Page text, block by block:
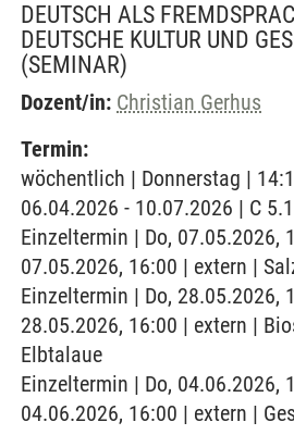
DEUTSCH ALS
DEUTSCHE KULTUR UND
(SEMINAR)
Dozent/in: Christian Gerhus
Termin:
wöchentlich | Donnerstag |
06.04.2026 - 10.07.2026 | C
Einzeltermin | Do, 07.05.2026,
07.05.2026, 16:00 | extern |
Einzeltermin | Do, 28.05.2026,
28.05.2026, 16:00 | extern |
Elbtalaue
Einzeltermin | Do, 04.06.2026,
04.06.2026, 16:00 | extern |